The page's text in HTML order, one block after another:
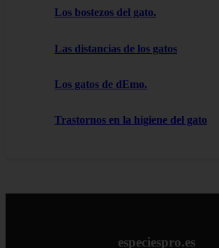
Los bostezos del gato.
Las distancias de los gatos
Los gatos de dEmo.
Trastornos en la higiene del gato
especiespro.es